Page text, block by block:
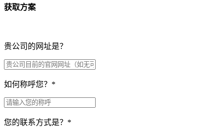
获取方案
贵公司的网址是？
如何称呼您？ *
您的联系方式是？ *